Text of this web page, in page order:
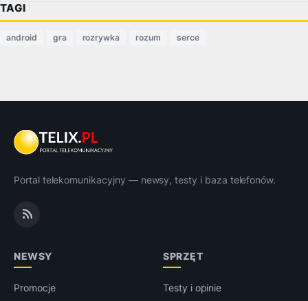
TAGI
android gra rozrywka rozum serce
Portal telekomunikacyjny — newsy, testy i baza telefonów.
NEWSY
Promocje
SPRZĘT
Testy i opinie